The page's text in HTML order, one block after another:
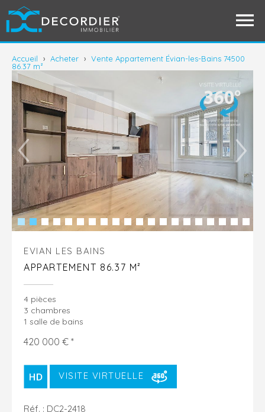
Accueil › Acheter › Vente Appartement Évian-les-Bains 74500
86.37 m²
EVIAN LES BAINS
APPARTEMENT 86.37 M²
4 pièces
3 chambres
1 salle de bains
420 000 € *
VISITE VIRTUELLE
Réf. : DC2-2418